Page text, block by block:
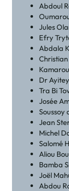
Abdoul
Jules
Efry
Abdala
Christian
Dr
Tra Bi
Josée
Soussoy
Jean
Michel
Salomé
Aliou
Bamba
Joël
Abdou